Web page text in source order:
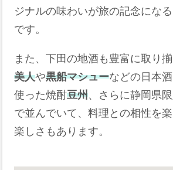
ジナルの味わいが旅の記念にな
です。
また、下田の地酒も豊富に取り
美人や黒船マシューなどの日本
使った焼酎豆州、さらに静岡県
で並んでいて、料理との相性を
楽しさもあります。